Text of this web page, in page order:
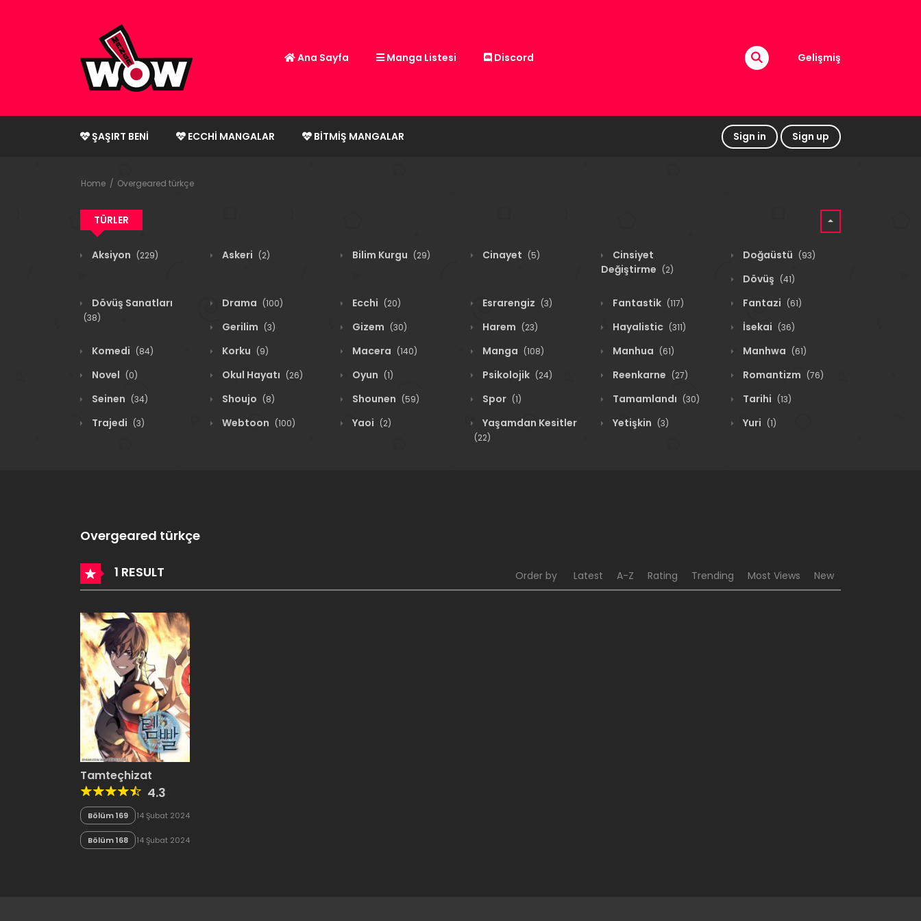
Ana Sayfa Manga Listesi Discord Gelişmiş
ŞAŞIRT BENI ECCHI MANGALAR BITMIŞ MANGALAR Sign in Sign up
Home Overgeared türkçe
TÜRLER
Aksiyon (229) Askeri (2) Bilim Kurgu (29) Cinayet (5)
Cinsiyet
Değiştirme (2)
Doğaüstü (93)
Dövüş (41)
Dövüş Sanatları
(38)
Drama (100) Ecchi (20) Esrarengiz (3) Fantastik (117) Fantazi (61)
Gerilim (3) Gizem (30) Harem (23) Hayalistic (311) İsekai (36)
Komedi (84) Korku (9) Macera (140) Manga (108) Manhua (61) Manhwa (61)
Novel (0) Okul Hayatı (26) Oyun (1) Psikolojik (24) Reenkarne (27) Romantizm (76)
Seinen (34) Shoujo (8) Shounen (59) Spor (1) Tamamlandı (30) Tarihi (13)
Trajedi (3) Webtoon (100) Yaoi (2) Yaşamdan Kesitler
(22)
Yetişkin (3) Yuri (1)
Overgeared türkçe
1 RESULT Order by Latest A-Z Rating Trending Most Views New
Tamteçhizat
4.3
Bölüm 169 14 Şubat 2024
Bölüm 168 14 Şubat 2024